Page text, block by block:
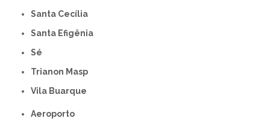
Santa Cecília
Santa Efigênia
Sé
Trianon Masp
Vila Buarque
Aeroporto